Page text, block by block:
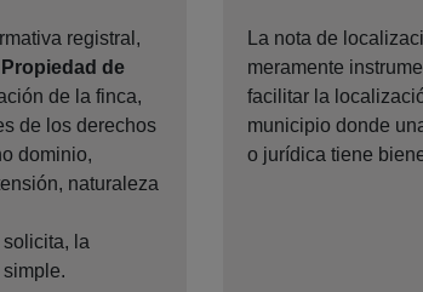
registral,
de
de la finca,
de los derechos
dominio,
naturaleza
la
La nota de
meramente
facilitar la
municipio donde
o jurídica tiene